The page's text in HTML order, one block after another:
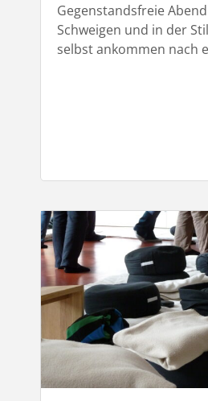
Gegenstandsfreie
Schweigen und in der
selbst ankommen nach